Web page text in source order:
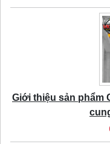
Giới thiệu sản phẩm